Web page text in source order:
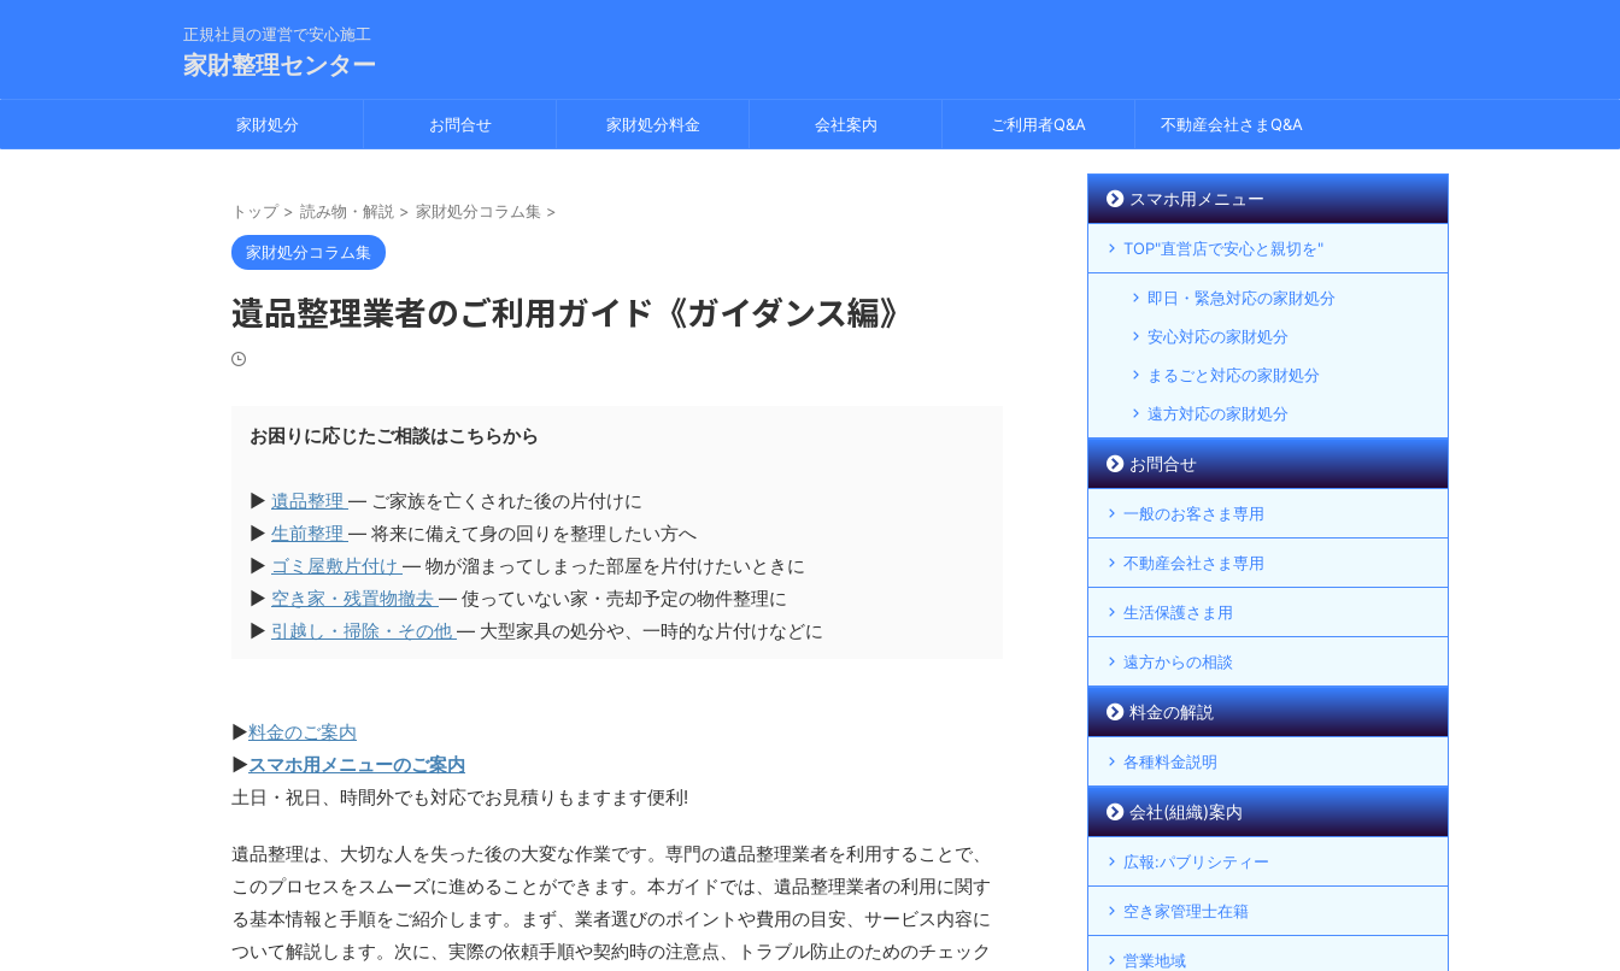
正規社員の運営で安心施工
家財整理センター
家財処分 お問合せ 家財処分料金 会社案内 ご利用者Q&A 不動産会社さまQ&A
トップ > 読み物・解説 > 家財処分コラム集 >
家財処分コラム集
遺品整理業者のご利用ガイド《ガイダンス編》
お困りに応じたご相談はこちらから
▶︎ 遺品整理 — ご家族を亡くされた後の片付けに
▶︎ 生前整理 — 将来に備えて身の回りを整理したい方へ
▶︎ ゴミ屋敷片付け — 物が溜まってしまった部屋を片付けたいときに
▶︎ 空き家・残置物撤去 — 使っていない家・売却予定の物件整理に
▶︎ 引越し・掃除・その他 — 大型家具の処分や、一時的な片付けなどに
▶料金のご案内
▶スマホ用メニューのご案内
土日・祝日、時間外でも対応でお見積りもますます便利!
遺品整理は、大切な人を失った後の大変な作業です。専門の遺品整理業者を利用することで、
このプロセスをスムーズに進めることができます。本ガイドでは、遺品整理業者の利用に関す
る基本情報と手順をご紹介します。まず、業者選びのポイントや費用の目安、サービス内容に
ついて解説します。次に、実際の依頼手順や契約時の注意点、トラブル防止のためのチェック
スマホ用メニュー
TOP"直営店で安心と親切を"
即日・緊急対応の家財処分
安心対応の家財処分
まるごと対応の家財処分
遠方対応の家財処分
お問合せ
一般のお客さま専用
不動産会社さま専用
生活保護さま用
遠方からの相談
料金の解説
各種料金説明
会社(組織)案内
広報:パブリシティー
空き家管理士在籍
営業地域